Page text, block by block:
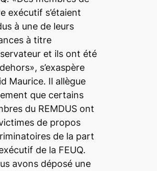
exécutif s’étaient
à une de leurs
à titre
et ils ont été
s’exaspère
Maurice. Il allègue
que certains
du REMDUS ont
de propos
de la part
de la FEUQ.
avons déposé une